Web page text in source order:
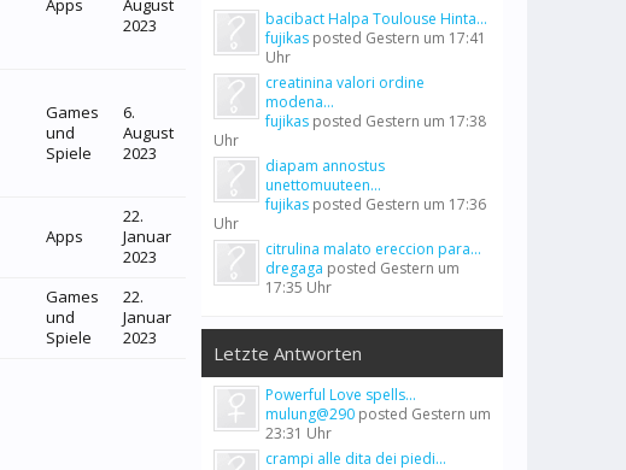
Apps
August
2023
Games
und
Spiele
6.
August
2023
Apps
22.
Januar
2023
Games
und
Spiele
22.
Januar
2023
bacibact Halpa Toulouse Hinta...
fujikas posted Gestern um 17:41
Uhr
creatinina valori ordine
modena...
fujikas posted Gestern um 17:38
Uhr
diapam annostus
unettomuuteen...
fujikas posted Gestern um 17:36
Uhr
citrulina malato ereccion para...
dregaga posted Gestern um
17:35 Uhr
Letzte Antworten
Powerful Love spells...
mulung@290 posted Gestern um
23:31 Uhr
crampi alle dita dei piedi...